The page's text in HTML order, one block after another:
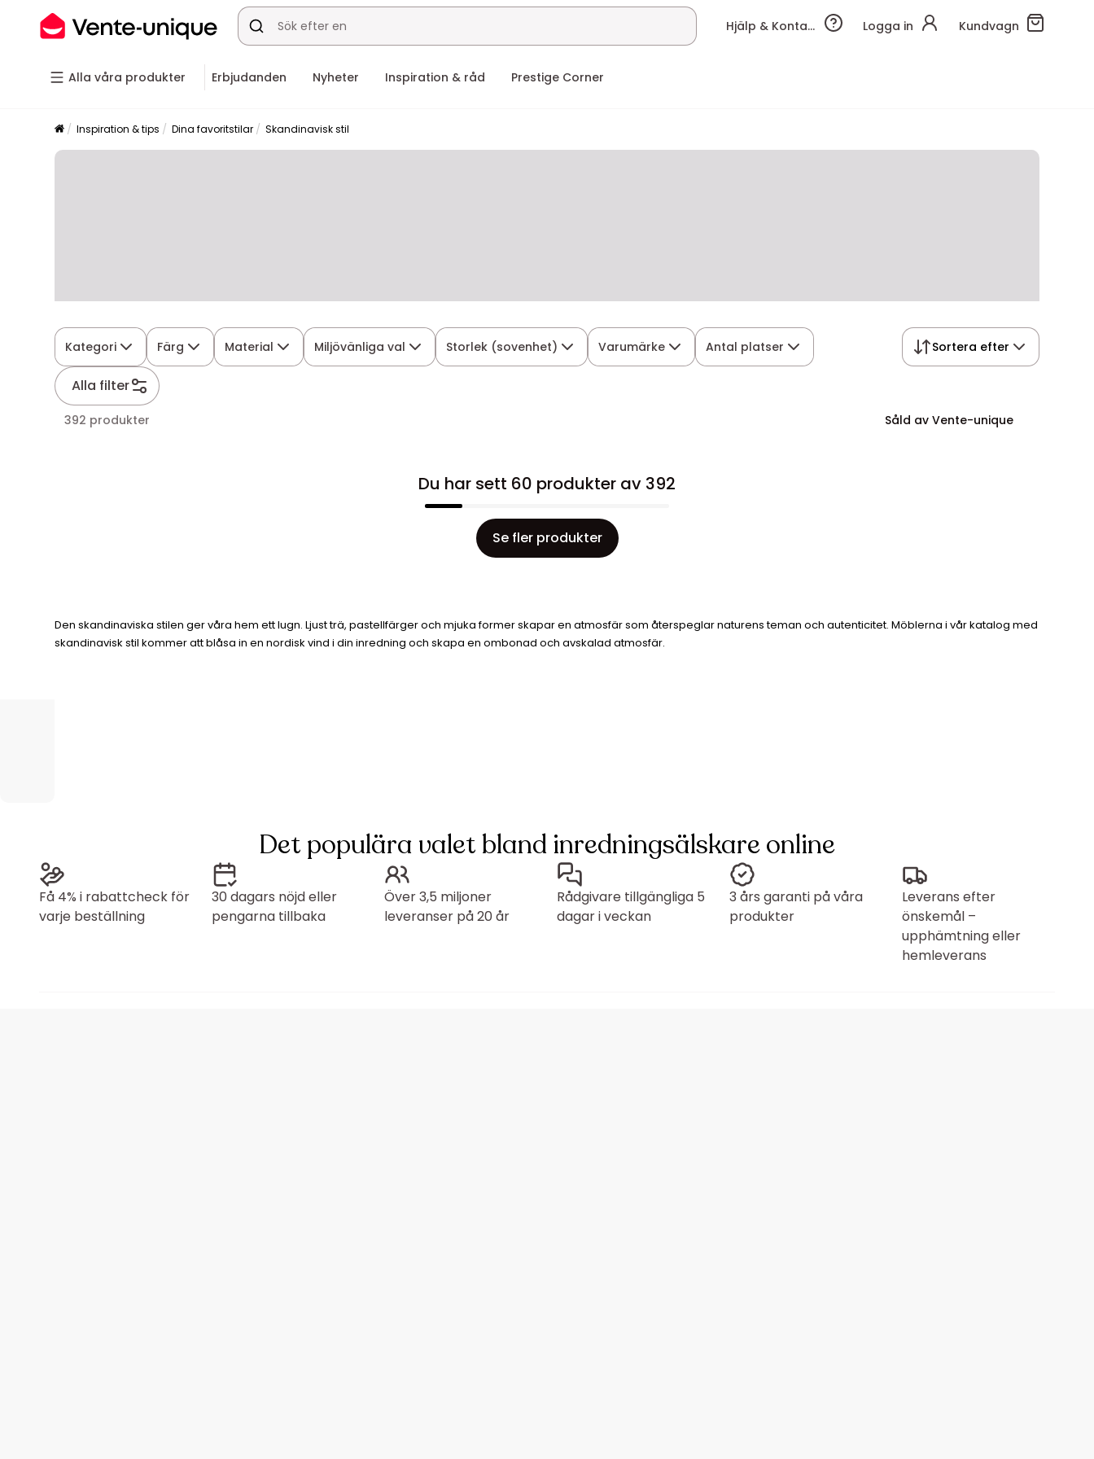
Hjälp & Kontakt Logga in Kundvagn
Alla våra produkter Erbjudanden Nyheter Inspiration & råd Prestige Corner
Inspiration & tips Dina favoritstilar Skandinavisk stil
Kategori Färg Material Miljövänliga val Storlek (sovenhet) Varumärke Antal platser
Alla filter
Sortera efter
392 produkter Såld av Vente-unique
Du har sett 60 produkter av 392
Se fler produkter
Den skandinaviska stilen ger våra hem ett lugn. Ljust trä, pastellfärger och mjuka former skapar en atmosfär som återspeglar naturens teman och autenticitet. Möblerna i vår katalog med
skandinavisk stil kommer att blåsa in en nordisk vind i din inredning och skapa en ombonad och avskalad atmosfär.
Det populära valet bland inredningsälskare online
Få 4% i rabattcheck för
varje beställning
30 dagars nöjd eller
pengarna tillbaka
Över 3,5 miljoner
leveranser på 20 år
Rådgivare tillgängliga 5
dagar i veckan
3 års garanti på våra
produkter
Leverans efter
önskemål –
upphämtning eller
hemleverans